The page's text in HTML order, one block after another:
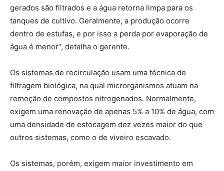
gerados são filtrados e a água retorna limpa para os
tanques de cultivo. Geralmente, a produção ocorre
dentro de estufas, e por isso a perda por evaporação de
água é menor”, detalha o gerente.
Os sistemas de recirculação usam uma técnica de
filtragem biológica, na qual microrganismos atuam na
remoção de compostos nitrogenados. Normalmente,
exigem uma renovação de apenas 5% a 10% de água, com
uma densidade de estocagem dez vezes maior do que
outros sistemas, como o de viveiro escavado.
Os sistemas, porém, exigem maior investimento em